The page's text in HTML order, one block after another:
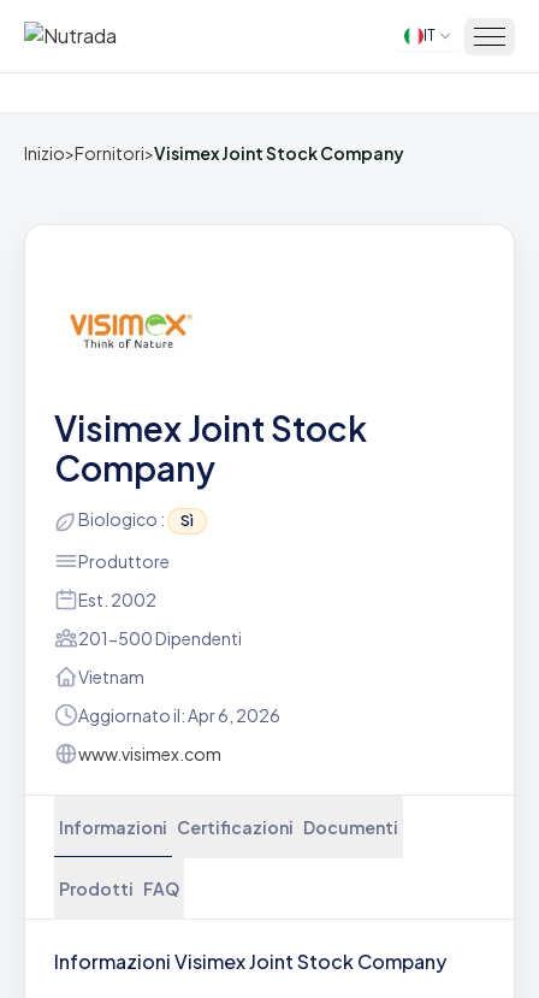
Inizio IT
Inizio>Fornitori>Visimex Joint Stock Company
Visimex Joint Stock
Company
Biologico : Sì
Produttore
Est. 2002
201-500 Dipendenti
Vietnam
Aggiornato il: Apr 6, 2026
www.visimex.com
Informazioni Certificazioni Documenti
Prodotti FAQ
Informazioni Visimex Joint Stock Company